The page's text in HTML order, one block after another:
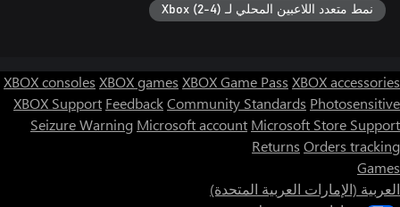
نمط متعدد اللاعبين المحلي لـ Xbox (2-4)
XBOX consoles XBOX games XBOX Game Pass XBOX accessories
XBOX Support FeedbackCommunity Standards Photosensitive
Seizure Warning Microsoft account Microsoft Store Support
Returns Orders tracking
Games
العربية (الإمارات العربية المتحدة)